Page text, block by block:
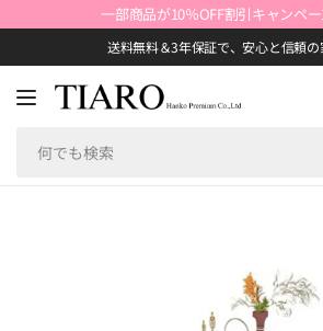
一部商品が10％OFF割引キャンペー
送料無料＆3年保証で、安心と信頼